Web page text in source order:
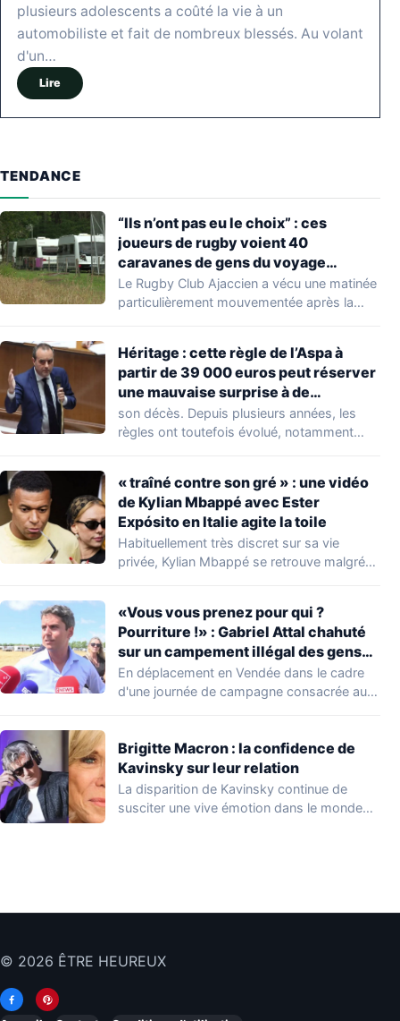
plusieurs adolescents a coûté la vie à un
automobiliste et fait de nombreux blessés. Au volant
d'un…
Lire
TENDANCE
“Ils n’ont pas eu le choix” : ces
joueurs de rugby voient 40
caravanes de gens du voyage
s’installer dans leur stade, ils les
délogent en moins d’1 heure
Le Rugby Club Ajaccien a vécu une matinée
particulièrement mouvementée après la
Héritage : cette règle de l’Aspa à
partir de 39 000 euros peut réserver
une mauvaise surprise à de
nombreuses familles
son décès. Depuis plusieurs années, les
règles ont toutefois évolué, notamment
« traîné contre son gré » : une vidéo
de Kylian Mbappé avec Ester
Expósito en Italie agite la toile
Habituellement très discret sur sa vie
privée, Kylian Mbappé se retrouve malgré
«Vous vous prenez pour qui ?
Pourriture !» : Gabriel Attal chahuté
sur un campement illégal des gens
du voyage
En déplacement en Vendée dans le cadre
d'une journée de campagne consacrée aux
Brigitte Macron : la confidence de
Kavinsky sur leur relation
La disparition de Kavinsky continue de
susciter une vive émotion dans le monde
© 2026 ÊTRE HEUREUX